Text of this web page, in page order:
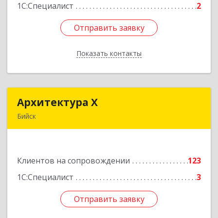
1С:Специалист
2
Отправить заявку
Показать контакты
Отправить заявку
Назад
Архитектура Х
Бийск
Клиентов на сопровождении
123
1С:Специалист
3
Отправить заявку
Подробнее
Отправить заявку